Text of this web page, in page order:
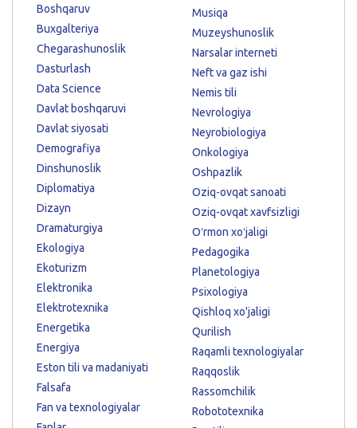
Boshqaruv
Buxgalteriya
Chegarashunoslik
Dasturlash
Data Science
Davlat boshqaruvi
Davlat siyosati
Demografiya
Dinshunoslik
Diplomatiya
Dizayn
Dramaturgiya
Ekologiya
Ekoturizm
Elektronika
Elektrotexnika
Energetika
Energiya
Eston tili va madaniyati
Falsafa
Fan va texnologiyalar
Musiqa
Muzeyshunoslik
Narsalar interneti
Neft va gaz ishi
Nemis tili
Nevrologiya
Neyrobiologiya
Onkologiya
Oshpazlik
Oziq-ovqat sanoati
Oziq-ovqat xavfsizligi
Oʻrmon xoʻjaligi
Pedagogika
Planetologiya
Psixologiya
Qishloq xo'jaligi
Qurilish
Raqamli texnologiyalar
Raqqoslik
Rassomchilik
Robototexnika